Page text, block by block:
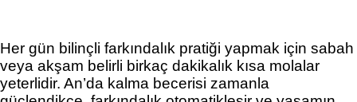
Her gün bilinçli farkındalık pratiği yapmak için sabah
veya akşam belirli birkaç dakikalık kısa molalar
yeterlidir. An’da kalma becerisi zamanla